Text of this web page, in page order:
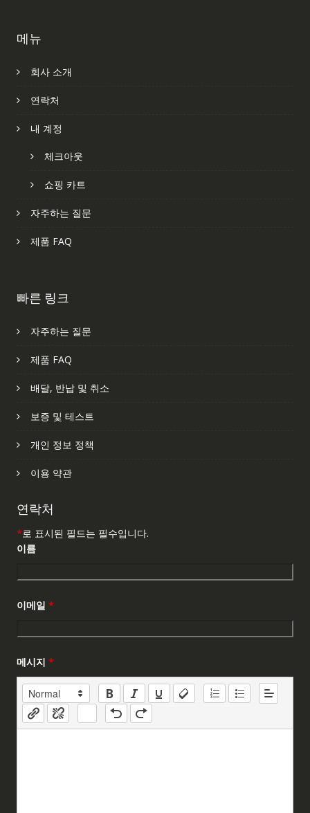
메뉴
회사 소개
연락처
내 계정
체크아웃
쇼핑 카트
자주하는 질문
제품 FAQ
빠른 링크
자주하는 질문
제품 FAQ
배달, 반납 및 취소
보증 및 테스트
개인 정보 정책
이용 약관
연락처
*로 표시된 필드는 필수입니다.
이름
이메일 *
메시지 *